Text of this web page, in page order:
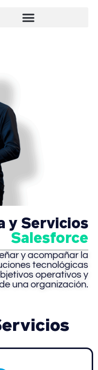
y Servicios
Salesforce
y acompañar la
tecnológicas
operativos y
una organización.